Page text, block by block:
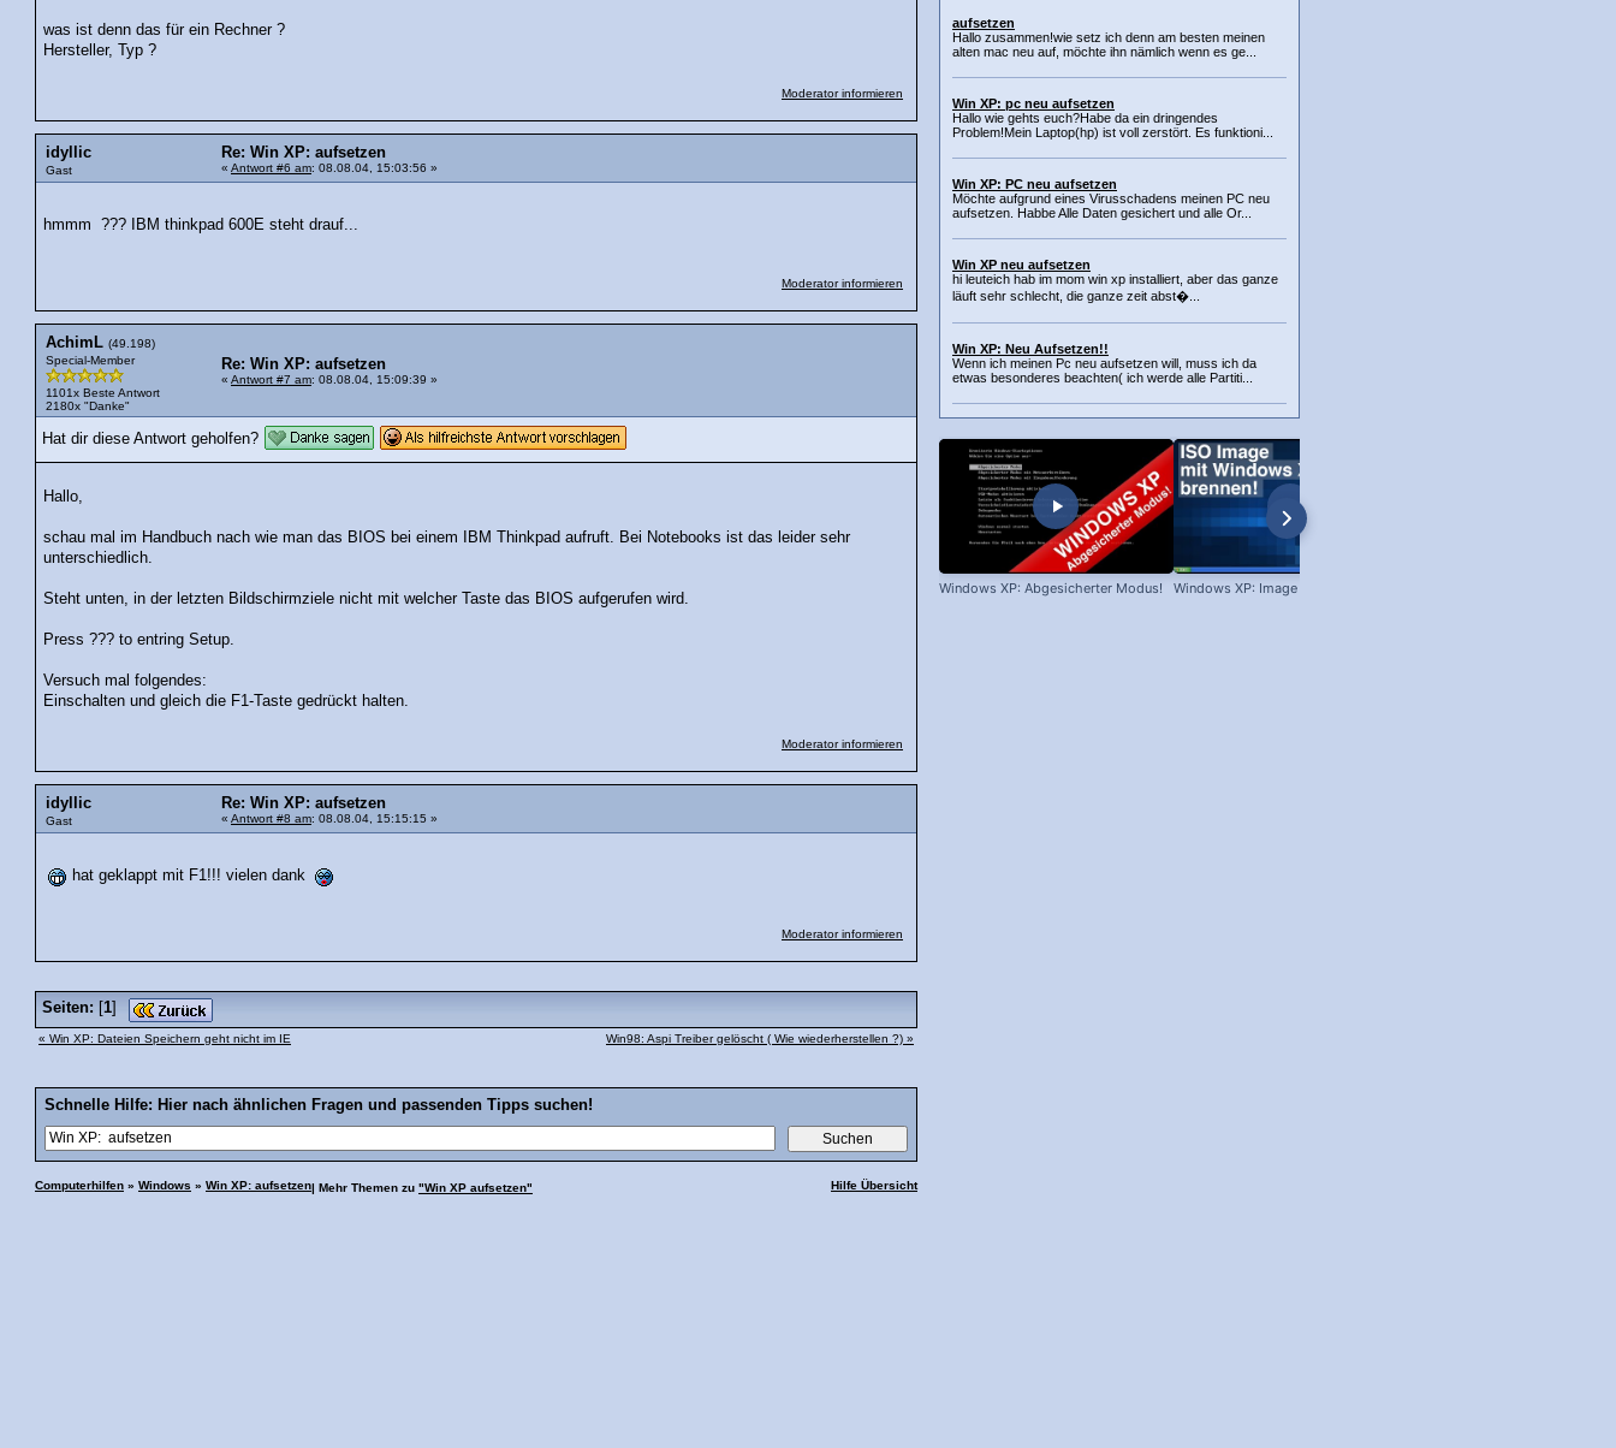
was ist denn das für ein Rechner ?
Hersteller, Typ ?
Moderator informieren
idyllic
Gast
Re: Win XP: aufsetzen
« Antwort #6 am: 08.08.04, 15:03:56 »
hmmm ??? IBM thinkpad 600E steht drauf...
Moderator informieren
AchimL (49.198)
Special-Member
1101x Beste Antwort
2180x "Danke"
Re: Win XP: aufsetzen
« Antwort #7 am: 08.08.04, 15:09:39 »
Hat dir diese Antwort geholfen?
Hallo,
schau mal im Handbuch nach wie man das BIOS bei einem IBM Thinkpad aufruft. Bei Notebooks ist das leider sehr
unterschiedlich.
Steht unten, in der letzten Bildschirmziele nicht mit welcher Taste das BIOS aufgerufen wird.
Press ??? to entring Setup.
Versuch mal folgendes:
Einschalten und gleich die F1-Taste gedrückt halten.
Moderator informieren
idyllic
Gast
Re: Win XP: aufsetzen
« Antwort #8 am: 08.08.04, 15:15:15 »
hat geklappt mit F1!!! vielen dank
Moderator informieren
Seiten: [1]
« Win XP: Dateien Speichern geht nicht im IE Win98: Aspi Treiber gelöscht ( Wie wiederherstellen ?) »
Schnelle Hilfe: Hier nach ähnlichen Fragen und passenden Tipps suchen!
Computerhilfen » Windows » Win XP: aufsetzen Hilfe Übersicht
| Mehr Themen zu "Win XP aufsetzen"
aufsetzen
Hallo zusammen!wie setz ich denn am besten meinen
alten mac neu auf, möchte ihn nämlich wenn es ge...
Win XP: pc neu aufsetzen
Hallo wie gehts euch?Habe da ein dringendes
Problem!Mein Laptop(hp) ist voll zerstört. Es funktioni...
Win XP: PC neu aufsetzen
Möchte aufgrund eines Virusschadens meinen PC neu
aufsetzen. Habbe Alle Daten gesichert und alle Or...
Win XP neu aufsetzen
hi leuteich hab im mom win xp installiert, aber das ganze
läuft sehr schlecht, die ganze zeit abst�...
Win XP: Neu Aufsetzen!!
Wenn ich meinen Pc neu aufsetzen will, muss ich da
etwas besonderes beachten( ich werde alle Partiti...
Windows XP: Abgesicherter Modus! Windows XP: Image brennen!